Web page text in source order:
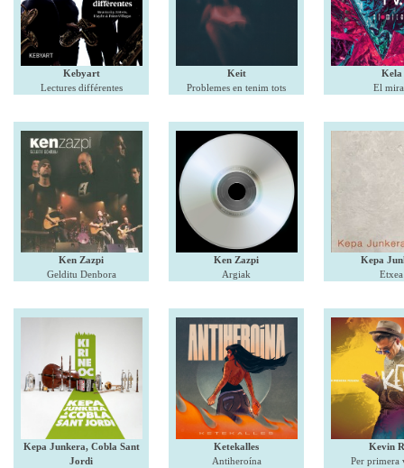
Kebyart
Lectures différentes
Keit
Problemes en tenim tots
Kela
El
Ken Zazpi
Gelditu Denbora
Ken Zazpi
Argiak
Kepa
Etxea
Kepa Junkera, Cobla Sant
Jordi
Ketekalles
Antiheroína
Kevin
Per primera